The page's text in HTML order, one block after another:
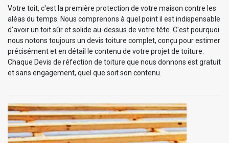
Votre toit, c'est la première protection de votre maison contre les
aléas du temps. Nous comprenons à quel point il est indispensable
d'avoir un toit sûr et solide au-dessus de votre tête. C'est pourquoi
nous notons toujours un devis toiture complet, conçu pour estimer
précisément et en détail le contenu de votre projet de toiture.
Chaque Devis de réfection de toiture que nous donnons est gratuit
et sans engagement, quel que soit son contenu.